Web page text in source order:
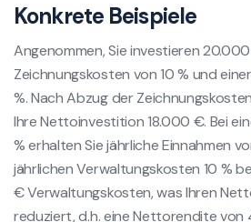
Konkrete Beispiele
Angenommen, Sie investieren
Zeichnungskosten von 10 % und
%. Nach Abzug der
Ihre Nettoinvestition 18.000 €. Bei
% erhalten Sie jährliche Einnahmen
jährlichen Verwaltungskosten 10 %
€ Verwaltungskosten, was Ihren
reduziert, d.h. eine Nettorendite von